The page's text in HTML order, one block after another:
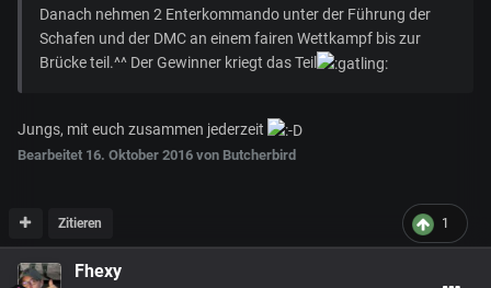
Danach nehmen 2 Enterkommando unter der Führung der
Schafen und der DMC an einem fairen Wettkampf bis zur
Brücke teil.^^ Der Gewinner kriegt das Teil
Jungs, mit euch zusammen jederzeit
Bearbeitet 16. Oktober 2016 von Butcherbird
1
Zitieren
Fhexy